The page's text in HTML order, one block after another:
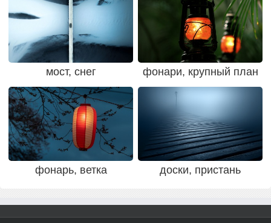
мост, снег фонари, крупный план
фонарь, ветка доски, пристань